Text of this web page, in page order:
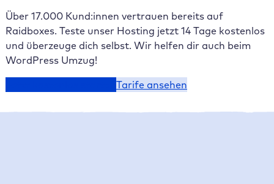
Über 17.000 Kund:innen vertrauen bereits auf
Raidboxes. Teste unser Hosting jetzt 14 Tage kostenlos
und überzeuge dich selbst. Wir helfen dir auch beim
WordPress Umzug!
Tarife ansehen